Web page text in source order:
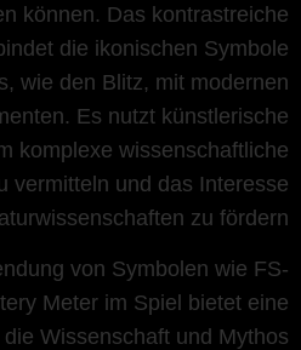
können. Das kontrastreiche
die ikonischen Symbole
wie den Blitz, mit modernen
Es nutzt künstlerische
komplexe wissenschaftliche
vermitteln und das Interesse
zu fördern.
von Symbolen wie FS-
Meter im Spiel bietet eine
Wissenschaft und Mythos